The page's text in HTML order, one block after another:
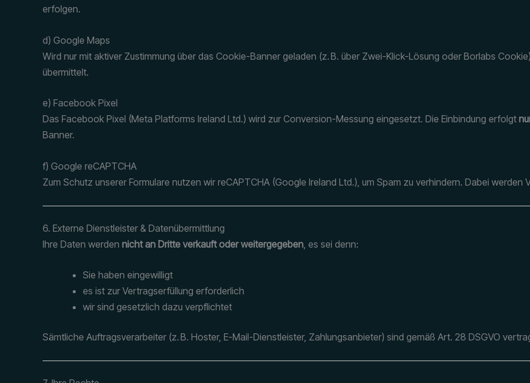
erfolgen.
d) Google Maps
Wird nur mit aktiver Zustimmung über das Cookie-Banner geladen (z. B. über Zwei-Klick-Lösung oder Borlabs
übermittelt.
e) Facebook Pixel
Das Facebook Pixel (Meta Platforms Ireland Ltd.) wird zur Conversion-Messung eingesetzt. Die Einbindung erfolgt
Banner.
f) Google reCAPTCHA
Zum Schutz unserer Formulare nutzen wir reCAPTCHA (Google Ireland Ltd.), um Spam zu verhindern. Dabei
6. Externe Dienstleister & Datenübermittlung
Ihre Daten werden nicht an Dritte verkauft oder weitergegeben , es sei denn:
Sie haben eingewilligt
es ist zur Vertragserfüllung erforderlich
wir sind gesetzlich dazu verpflichtet
Sämtliche Auftragsverarbeiter (z. B. Hoster, E-Mail-Dienstleister, Zahlungsanbieter) sind gemäß Art. 28 DSGVO